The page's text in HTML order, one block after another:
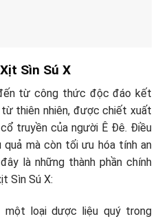
Sìn Sú X
từ công thức độc đáo kết
thiên nhiên, được chiết xuất
truyền của người Ê Đê. Điều
quả mà còn tối ưu hóa tính an
là những thành phần chính
Sìn Sú X:
loại dược liệu quý trong